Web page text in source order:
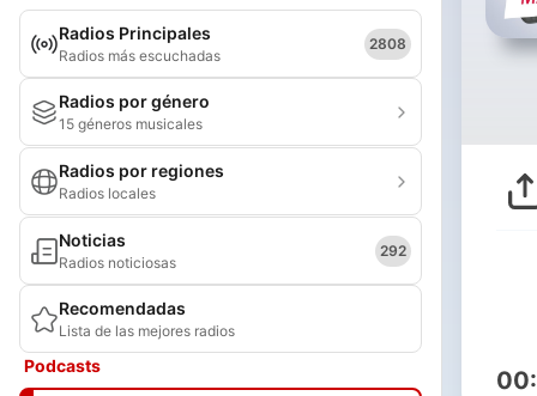
Radios Principales
Radios más escuchadas
2808
Radios por género
15 géneros musicales
Radios por regiones
Radios locales
Noticias
Radios noticiosas
292
Recomendadas
Lista de las mejores radios
Podcasts